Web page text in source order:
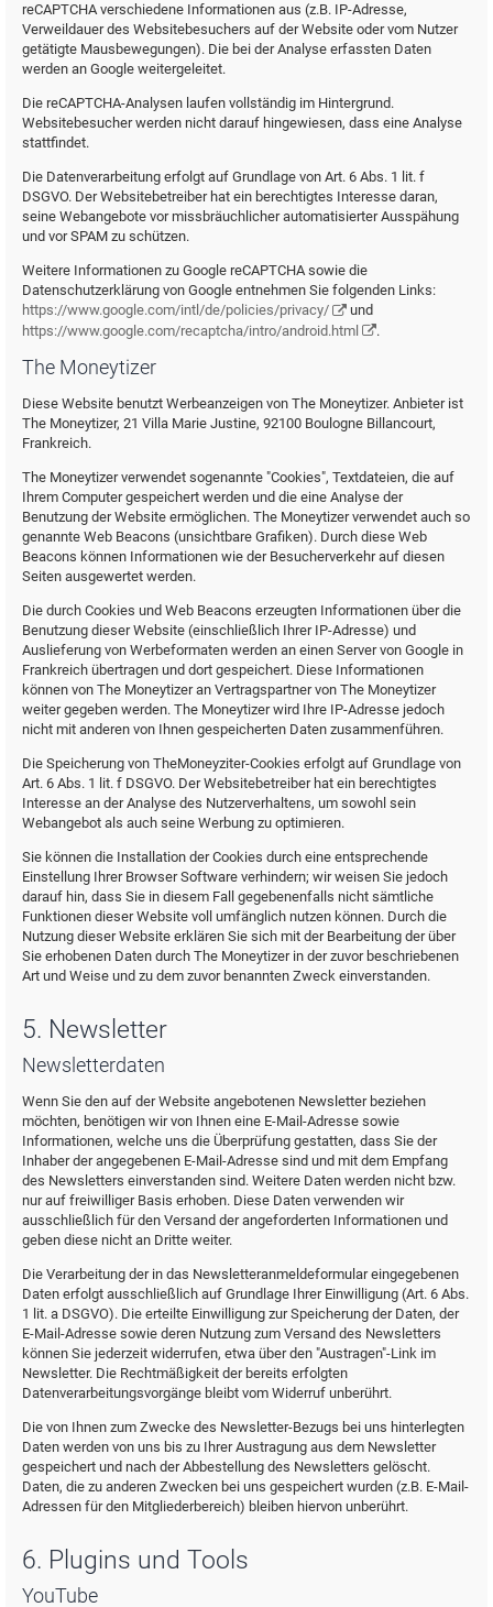
reCAPTCHA verschiedene Informationen aus (z.B. IP-Adresse,
Verweildauer des Websitebesuchers auf der Website oder vom Nutzer
getätigte Mausbewegungen). Die bei der Analyse erfassten Daten
werden an Google weitergeleitet.
Die reCAPTCHA-Analysen laufen vollständig im Hintergrund.
Websitebesucher werden nicht darauf hingewiesen, dass eine Analyse
stattfindet.
Die Datenverarbeitung erfolgt auf Grundlage von Art. 6 Abs. 1 lit. f
DSGVO. Der Websitebetreiber hat ein berechtigtes Interesse daran,
seine Webangebote vor missbräuchlicher automatisierter Ausspähung
und vor SPAM zu schützen.
Weitere Informationen zu Google reCAPTCHA sowie die
Datenschutzerklärung von Google entnehmen Sie folgenden Links:
https://www.google.com/intl/de/policies/privacy/
und
https://www.google.com/recaptcha/intro/android.html
.
The Moneytizer
Diese Website benutzt Werbeanzeigen von The Moneytizer. Anbieter ist
The Moneytizer, 21 Villa Marie Justine, 92100 Boulogne Billancourt,
Frankreich.
The Moneytizer verwendet sogenannte "Cookies", Textdateien, die auf
Ihrem Computer gespeichert werden und die eine Analyse der
Benutzung der Website ermöglichen. The Moneytizer verwendet auch so
genannte Web Beacons (unsichtbare Grafiken). Durch diese Web
Beacons können Informationen wie der Besucherverkehr auf diesen
Seiten ausgewertet werden.
Die durch Cookies und Web Beacons erzeugten Informationen über die
Benutzung dieser Website (einschließlich Ihrer IP-Adresse) und
Auslieferung von Werbeformaten werden an einen Server von Google in
Frankreich übertragen und dort gespeichert. Diese Informationen
können von The Moneytizer an Vertragspartner von The Moneytizer
weiter gegeben werden. The Moneytizer wird Ihre IP-Adresse jedoch
nicht mit anderen von Ihnen gespeicherten Daten zusammenführen.
Die Speicherung von TheMoneyziter-Cookies erfolgt auf Grundlage von
Art. 6 Abs. 1 lit. f DSGVO. Der Websitebetreiber hat ein berechtigtes
Interesse an der Analyse des Nutzerverhaltens, um sowohl sein
Webangebot als auch seine Werbung zu optimieren.
Sie können die Installation der Cookies durch eine entsprechende
Einstellung Ihrer Browser Software verhindern; wir weisen Sie jedoch
darauf hin, dass Sie in diesem Fall gegebenenfalls nicht sämtliche
Funktionen dieser Website voll umfänglich nutzen können. Durch die
Nutzung dieser Website erklären Sie sich mit der Bearbeitung der über
Sie erhobenen Daten durch The Moneytizer in der zuvor beschriebenen
Art und Weise und zu dem zuvor benannten Zweck einverstanden.
5. Newsletter
Newsletterdaten
Wenn Sie den auf der Website angebotenen Newsletter beziehen
möchten, benötigen wir von Ihnen eine E-Mail-Adresse sowie
Informationen, welche uns die Überprüfung gestatten, dass Sie der
Inhaber der angegebenen E-Mail-Adresse sind und mit dem Empfang
des Newsletters einverstanden sind. Weitere Daten werden nicht bzw.
nur auf freiwilliger Basis erhoben. Diese Daten verwenden wir
ausschließlich für den Versand der angeforderten Informationen und
geben diese nicht an Dritte weiter.
Die Verarbeitung der in das Newsletteranmeldeformular eingegebenen
Daten erfolgt ausschließlich auf Grundlage Ihrer Einwilligung (Art. 6 Abs.
1 lit. a DSGVO). Die erteilte Einwilligung zur Speicherung der Daten, der
E-Mail-Adresse sowie deren Nutzung zum Versand des Newsletters
können Sie jederzeit widerrufen, etwa über den "Austragen"-Link im
Newsletter. Die Rechtmäßigkeit der bereits erfolgten
Datenverarbeitungsvorgänge bleibt vom Widerruf unberührt.
Die von Ihnen zum Zwecke des Newsletter-Bezugs bei uns hinterlegten
Daten werden von uns bis zu Ihrer Austragung aus dem Newsletter
gespeichert und nach der Abbestellung des Newsletters gelöscht.
Daten, die zu anderen Zwecken bei uns gespeichert wurden (z.B. E-Mail-
Adressen für den Mitgliederbereich) bleiben hiervon unberührt.
6. Plugins und Tools
YouTube